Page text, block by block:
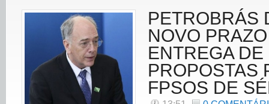
PETROBRÁS
NOVO
ENTREGA DE
PROPOSTAS
FPSOS DE